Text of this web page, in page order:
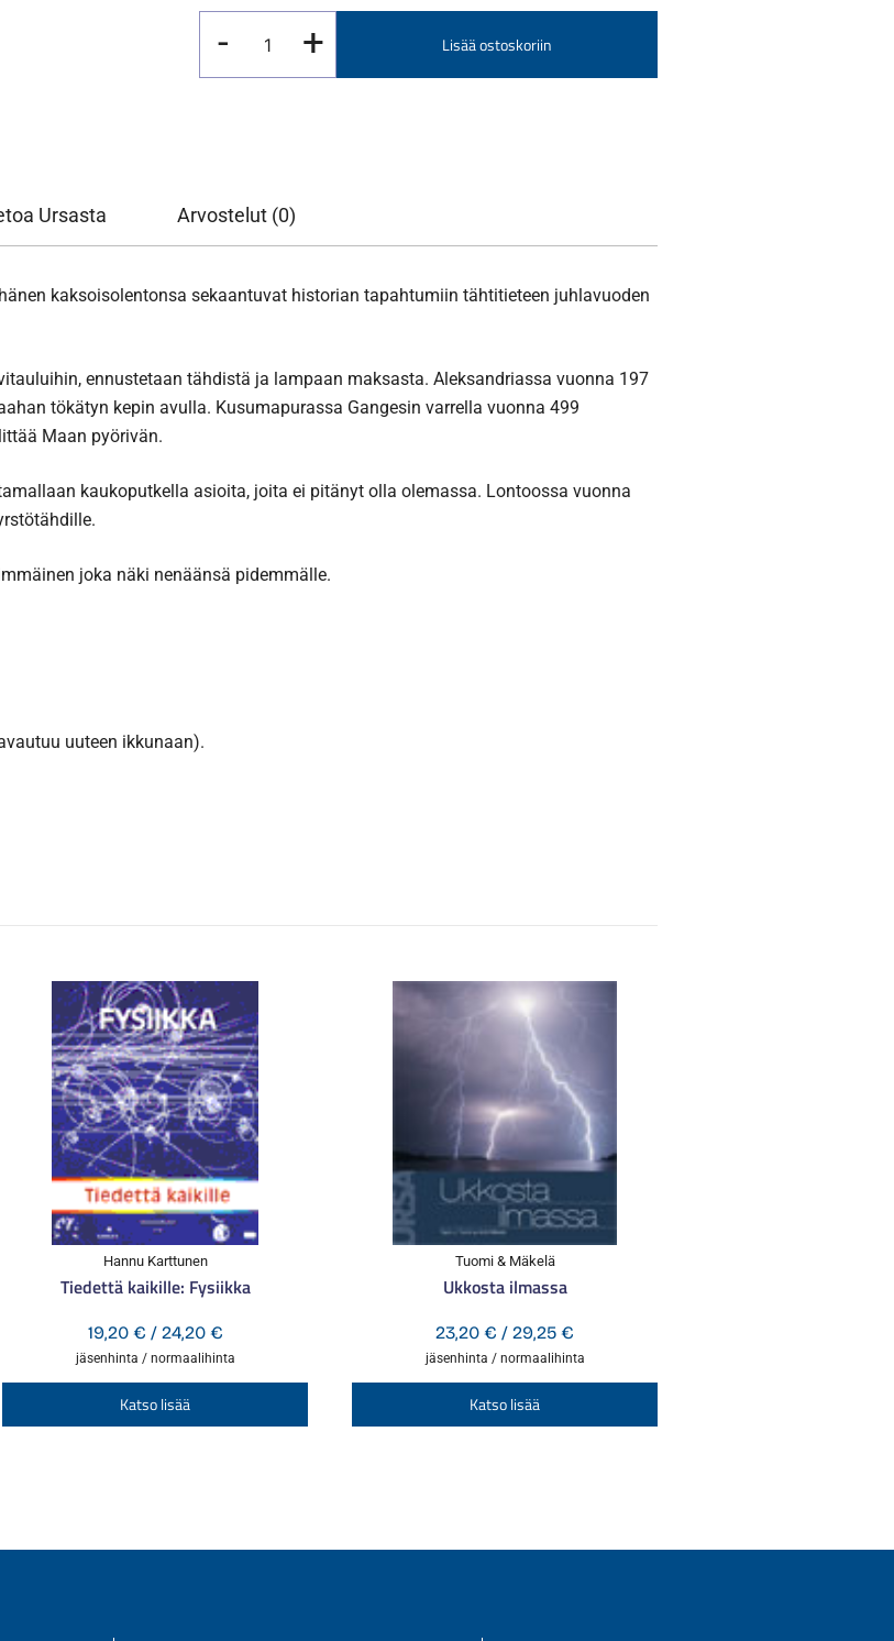
-
elämät
määrä
+ Lisää ostoskoriin
Ursasta Arvostelut (0)
kaksoisolentonsa sekaantuvat historian tapahtumiin tähtitieteen juhlavuoden
ennustetaan tähdistä ja lampaan maksasta. Aleksandriassa vuonna 197
tökätyn kepin avulla. Kusumapurassa Gangesin varrella vuonna 499
Maan pyörivän.
kaukoputkella asioita, joita ei pitänyt olla olemassa. Lontoossa vuonna
joka näki nenäänsä pidemmälle.
uuteen ikkunaan).
Hannu Karttunen
Tiedettä kaikille: Fysiikka
19,20 € / 24,20 €Hintaluokka:
19,20 €
-
jäsenhinta / normaalihinta
Katso lisää
tuotteella
Tuomi & Mäkelä
Ukkosta ilmassa
23,20 € / 29,25 €
23,20 €
-
jäsenhinta / normaalihinta
Katso lisää
tuotteella